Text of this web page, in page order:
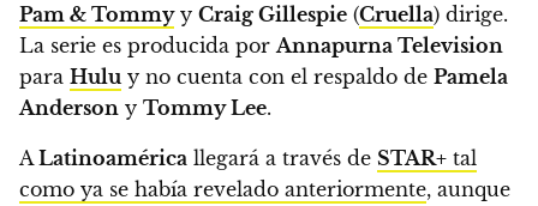
Pam & Tommyy Craig Gillespie (Cruella) dirige.
La serie es producida por Annapurna Television
para Hulu y no cuenta con el respaldo de Pamela
Anderson y Tommy Lee.
A Latinoamérica llegará a través de STAR+ tal
como ya se había revelado anteriormente, aunque